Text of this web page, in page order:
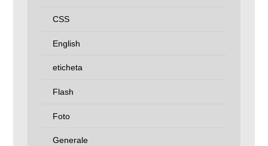
CSS
English
eticheta
Flash
Foto
Generale